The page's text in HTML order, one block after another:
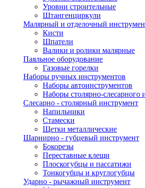
Уровни строительные
Штангенциркули
Малярный и отделочный
Кисти
Шпатели
Валики и ролики малярные
Паяльное оборудование
Газовые горелки
Наборы ручных инструментов
Наборы автоинструментов
Наборы столярно-слесарного
Слесарно - столярный инструмент
Напильники
Стамески
Щетки металлические
Шарнирно - губцевый инструмент
Бокорезы
Переставные клещи
Плоскогубцы и пассатижи
Тонкогубцы и круглогубцы
Ударно - рычажный инструмент